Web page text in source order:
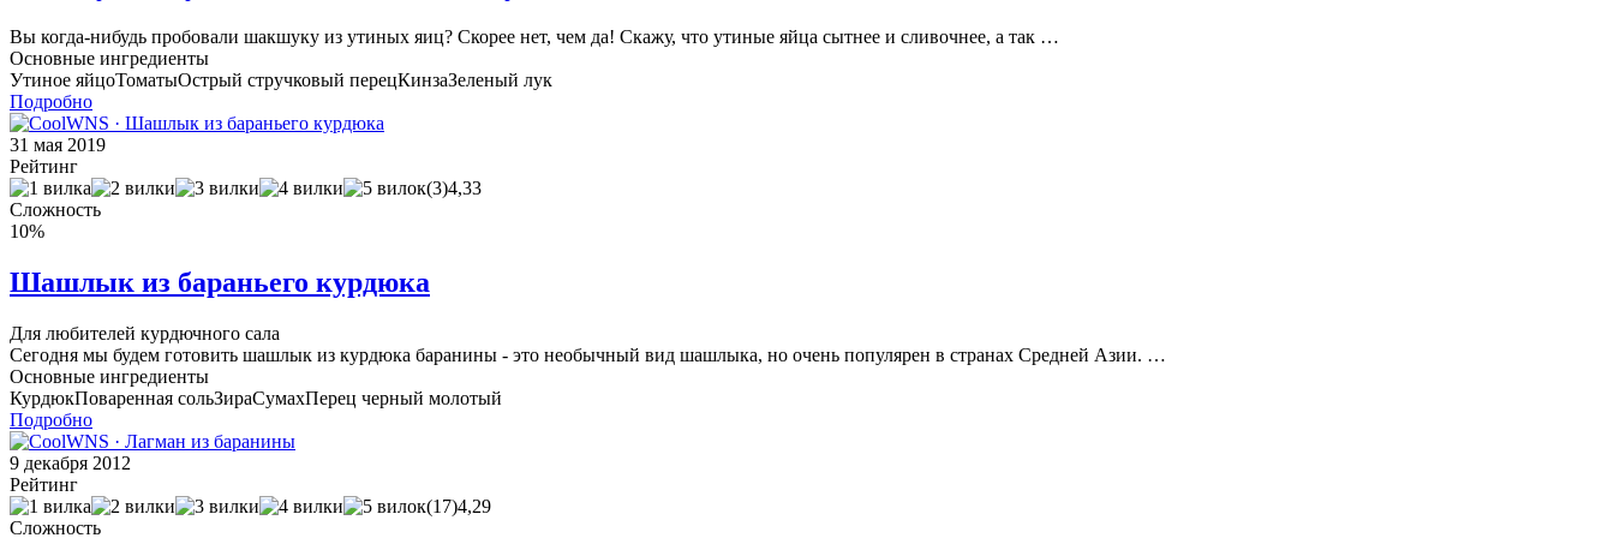
Вы когда-нибудь пробовали шакшуку из утиных яиц? Скорее нет, чем да! Скажу, что утиные яйца сытнее и сливочнее, а так …
Основные ингредиенты
Утиное яйцоТоматыОстрый стручковый перецКинзаЗеленый лук
Подробно
31 мая 2019
Рейтинг
(3)4,33
Сложность
10%
Шашлык из бараньего курдюка
Для любителей курдючного сала
Сегодня мы будем готовить шашлык из курдюка баранины - это необычный вид шашлыка, но очень популярен в странах Средней Азии. …
Основные ингредиенты
КурдюкПоваренная сольЗираСумахПерец черный молотый
Подробно
9 декабря 2012
Рейтинг
(17)4,29
Сложность